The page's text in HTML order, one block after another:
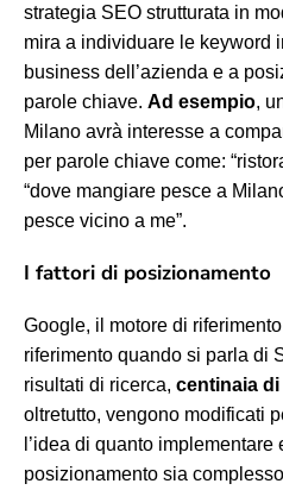
strategia SEO strutturata in
mira a individuare le keyword
business dell’azienda e a
parole chiave. Ad esempio,
Milano avrà interesse a
per parole chiave come:
“dove mangiare pesce a
pesce vicino a me”.
I fattori di posizionamento
Google, il motore di
riferimento quando si parla di
risultati di ricerca, centinaia
oltretutto, vengono modificati
l’idea di quanto
posizionamento sia